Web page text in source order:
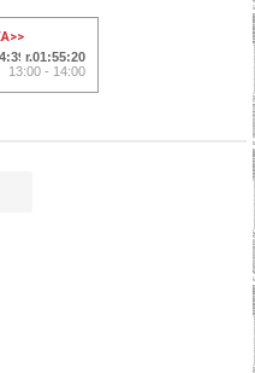
>>
01:55:20
13:00 - 14:00